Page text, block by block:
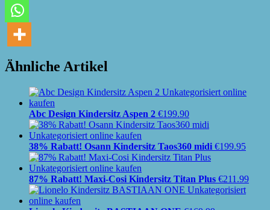
Ähnliche Artikel
Abc Design Kindersitz Aspen 2 €199.90
38% Rabatt! Osann Kindersitz Taos360 midi €199.95
87% Rabatt! Maxi-Cosi Kindersitz Titan Plus €211.99